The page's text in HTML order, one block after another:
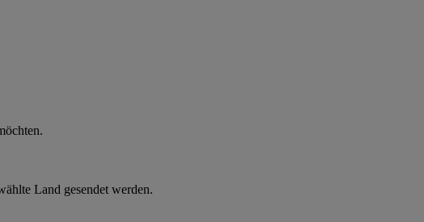
Land gesendet werden.